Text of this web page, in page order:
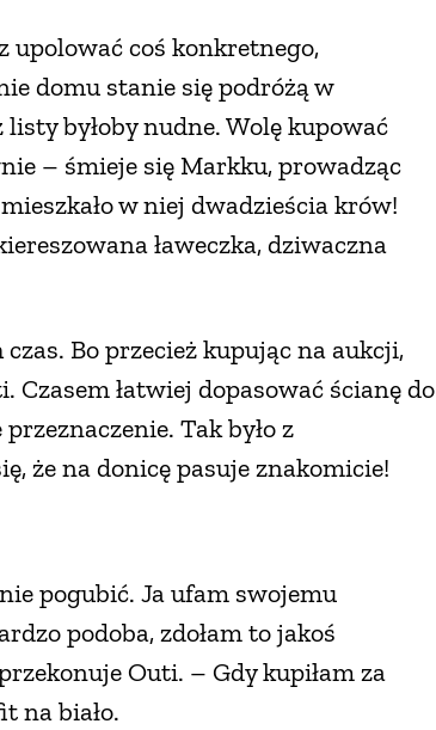
upolować coś konkretnego,
domu stanie się podróżą w
byłoby nudne. Wolę kupować
– śmieje się Markku, prowadząc
w niej dwadzieścia krów!
ławeczka, dziwaczna
Bo przecież kupując na aukcji,
łatwiej dopasować ścianę do
Tak było z
że na donicę pasuje znakomicie!
pogubić. Ja ufam swojemu
podoba, zdołam to jakoś
Outi. – Gdy kupiłam za
na biało.